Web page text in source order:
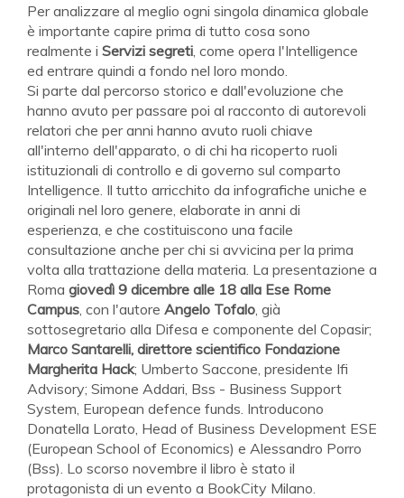
Per analizzare al meglio ogni singola dinamica globale
è importante capire prima di tutto cosa sono
realmente i Servizi segreti , come opera l'Intelligence
ed entrare quindi a fondo nel loro mondo.
Si parte dal percorso storico e dall'evoluzione che
hanno avuto per passare poi al racconto di autorevoli
relatori che per anni hanno avuto ruoli chiave
all'interno dell'apparato, o di chi ha ricoperto ruoli
istituzionali di controllo e di governo sul comparto
Intelligence. Il tutto arricchito da infografiche uniche e
originali nel loro genere, elaborate in anni di
esperienza, e che costituiscono una facile
consultazione anche per chi si avvicina per la prima
volta alla trattazione della materia. La presentazione a
Roma giovedì 9 dicembre alle 18 alla Ese Rome
Campus , con l'autore Angelo Tofalo , già
sottosegretario alla Difesa e componente del Copasir;
Marco Santarelli, direttore scientifico Fondazione
Margherita Hack; Umberto Saccone, presidente Ifi
Advisory; Simone Addari, Bss - Business Support
System, European defence funds. Introducono
Donatella Lorato, Head of Business Development ESE
(European School of Economics) e Alessandro Porro
(Bss). Lo scorso novembre il libro è stato il
protagonista di un evento a BookCity Milano.